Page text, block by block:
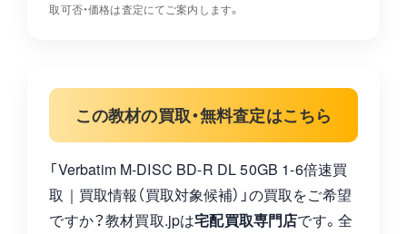
取可否・価格は査定にてご案内します。
この教材の買取・無料査定はこちら
「Verbatim M-DISC BD-R DL 50GB 1-6倍速買
取｜買取情報（買取対象候補）」の買取をご希望
ですか？教材買取.jpは宅配買取専門店です。全